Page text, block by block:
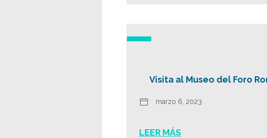
Visita al Museo del Foro
marzo 6, 2023
LEER MÁS